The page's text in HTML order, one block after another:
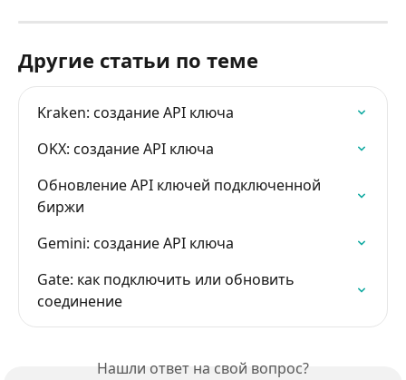
Другие статьи по теме
Kraken: cоздание API ключа
OKX: cоздание API ключа
Обновление API ключей подключенной
биржи
Gemini: создание API ключа
Gate: как подключить или обновить
соединение
Нашли ответ на свой вопрос?